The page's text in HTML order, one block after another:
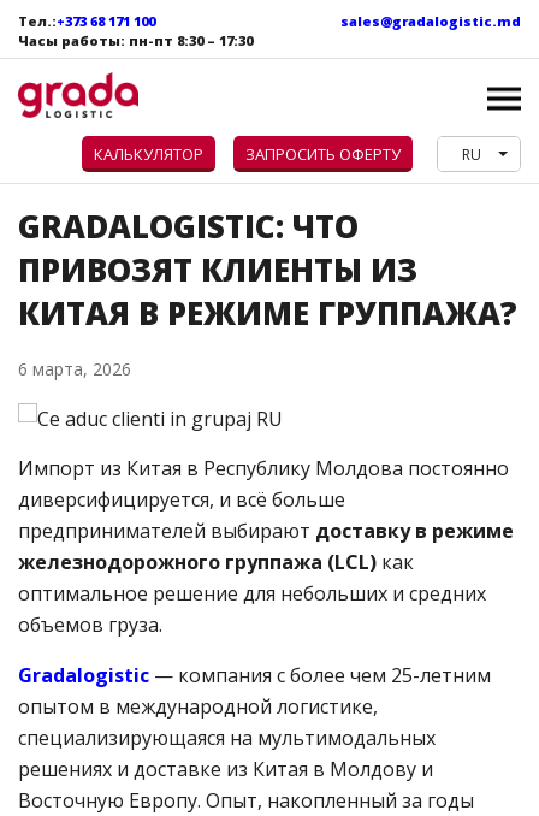
Тел.:+373 68 171 100
Часы работы: пн-пт 8:30 – 17:30
sales@gradalogistic.md
КАЛЬКУЛЯТОР ЗАПРОСИТЬ ОФЕРТУ RU
GRADALOGISTIC: ЧТО
ПРИВОЗЯТ КЛИЕНТЫ ИЗ
КИТАЯ В РЕЖИМЕ ГРУППАЖА?
6 марта, 2026
Импорт из Китая в Республику Молдова постоянно
диверсифицируется, и всё больше
предпринимателей выбирают доставку в режиме
железнодорожного группажа (LCL) как
оптимальное решение для небольших и средних
объемов груза.
Gradalogistic — компания с более чем 25-летним
опытом в международной логистике,
специализирующаяся на мультимодальных
решениях и доставке из Китая в Молдову и
Восточную Европу. Опыт, накопленный за годы